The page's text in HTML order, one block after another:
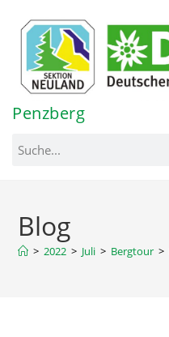
springen
Penzberg
Blog
> 2022 > Juli > Bergtour >